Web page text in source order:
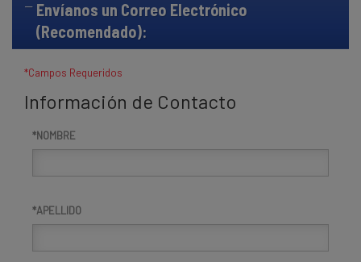
Envíanos un Correo Electrónico
(Recomendado):
*Campos Requeridos
Información de Contacto
NOMBRE
APELLIDO